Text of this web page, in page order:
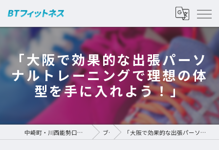
「大阪で効果的な出張パーソ
ナルトレーニングで理想の体
型を手に入れよう！」
中崎町・川西能勢口のパーソナルジムなら | BTフィットネス ブログ 「大阪で効果的な出張パーソナルトレーニングで理想の体型を手に入れよう！」